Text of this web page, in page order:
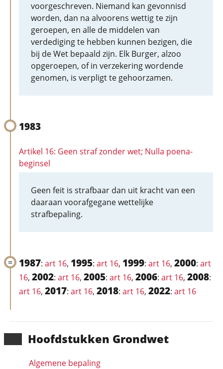
Hoofd­stukken Grondwet
Algemene bepaling
voorgeschreven. Niemand kan gevonnisd
worden, dan na alvoorens wettig te zijn
geroepen, en alle de middelen van
verdediging te hebben kunnen bezigen, die
bij de Wet bepaald zijn. Elk Burger, alzoo
opgeroepen, of in verzekering wordende
genomen, is verpligt te gehoorzamen.
1983
Artikel 16: Geen straf zonder wet; Nulla poena-
beginsel
Geen feit is strafbaar dan uit kracht van een
daaraan voorafgegane wettelijke
strafbepaling.
1987: art 16, 1995: art 16, 1999: art 16, 2000: art
16, 2002: art 16, 2005: art 16, 2006: art 16, 2008:
art 16, 2017: art 16, 2018: art 16, 2022: art 16